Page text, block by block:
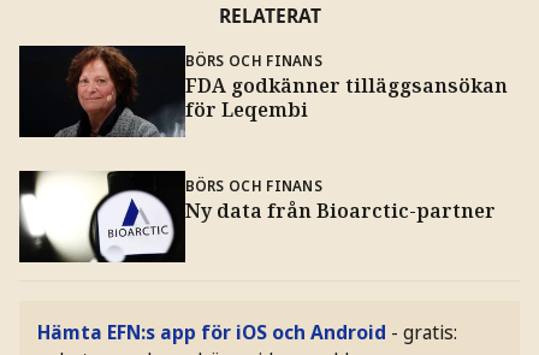
RELATERAT
BÖRS OCH FINANS
FDA godkänner tilläggsansökan
för Leqembi
BÖRS OCH FINANS
Ny data från Bioarctic-partner
Hämta EFN:s app för iOS och Android - gratis: